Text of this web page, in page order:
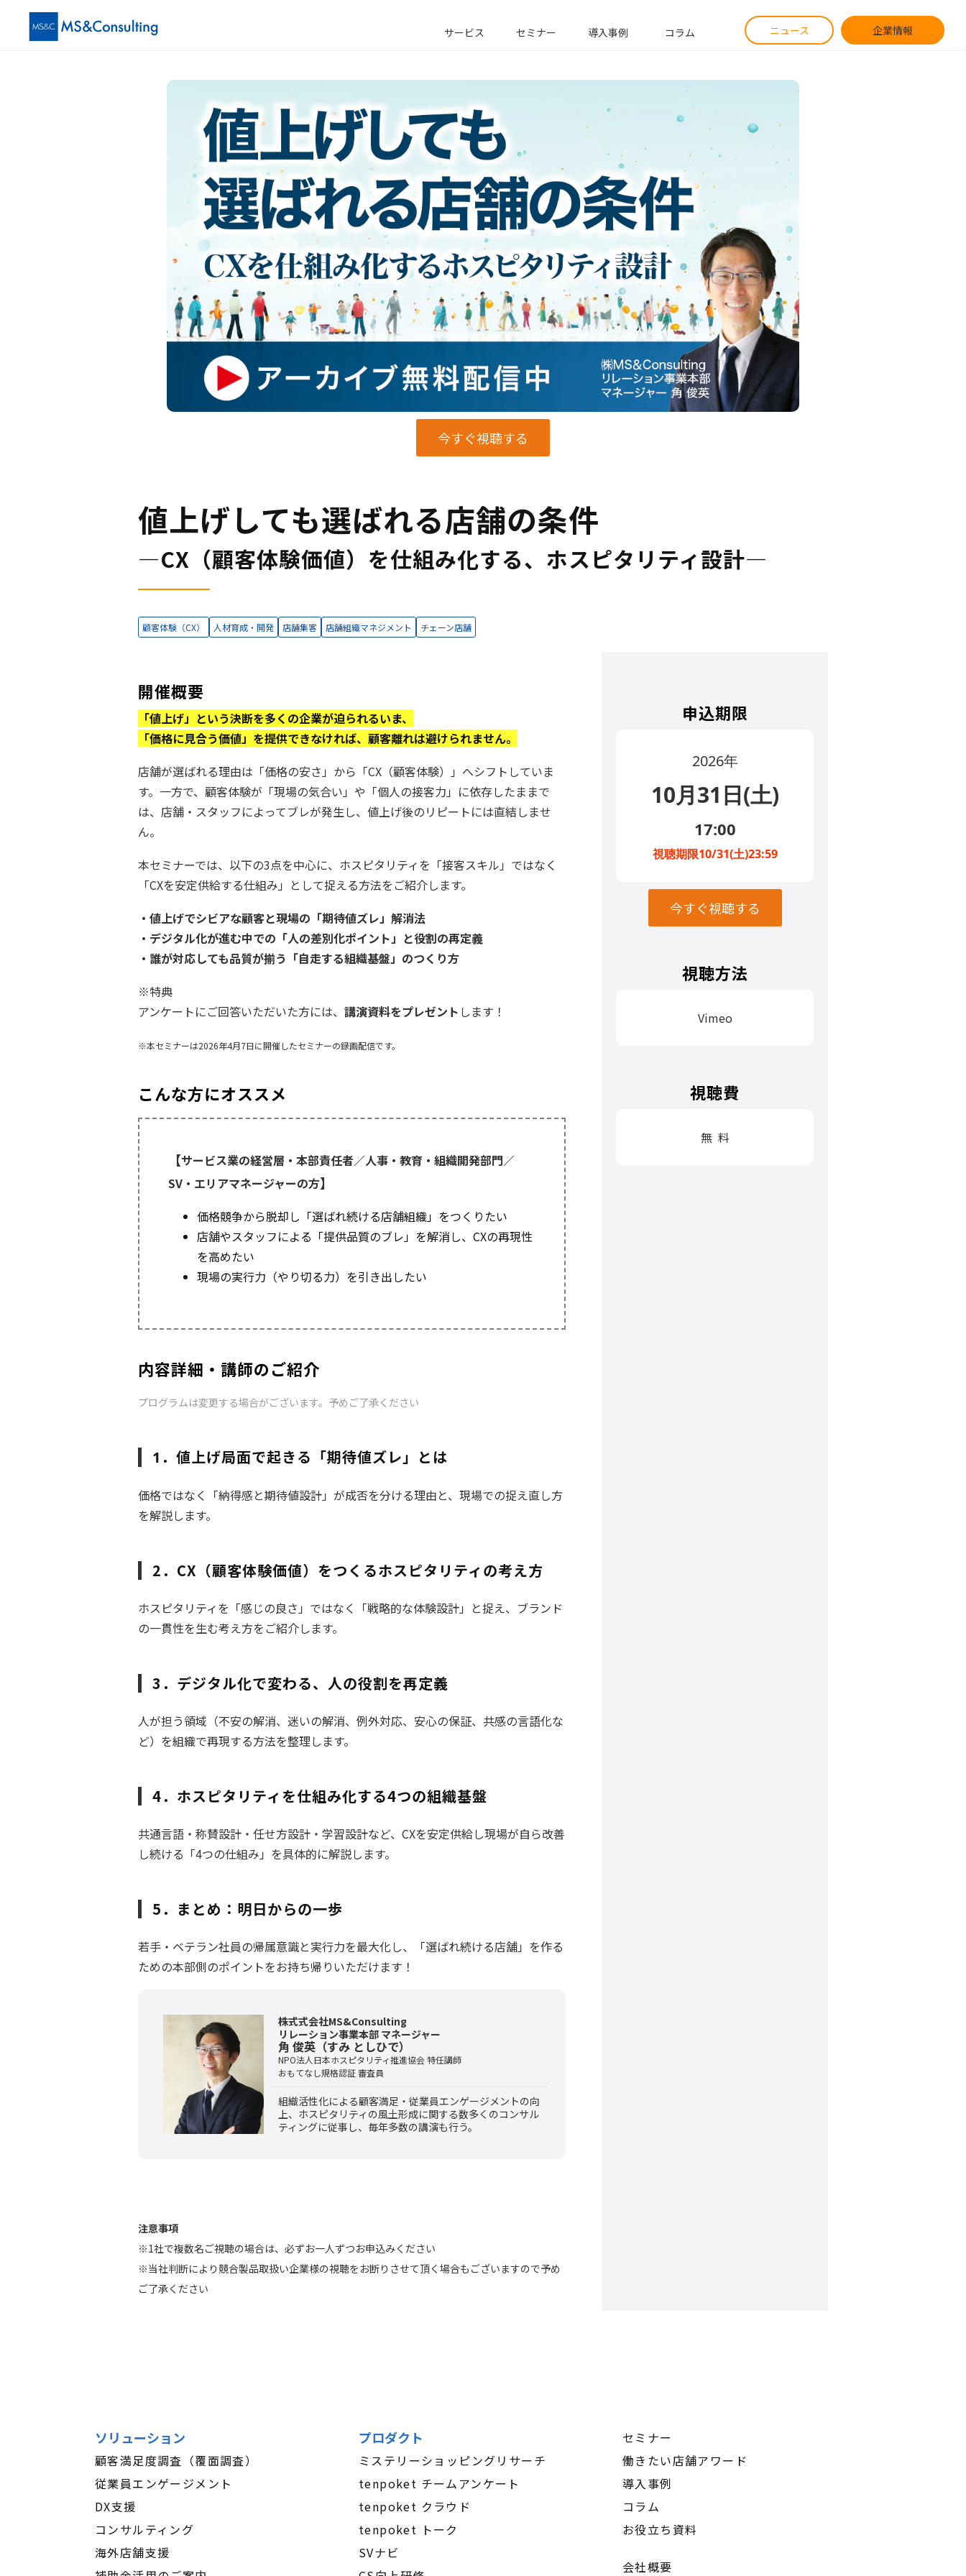
サービス セミナー 導入事例 コラム ニュース 企業情報
今すぐ視聴する
値上げしても選ばれる店舗の条件
―CX（顧客体験価値）を仕組み化する、ホスピタリティ設計―
顧客体験（CX） 人材育成・開発 店舗集客 店舗組織マネジメント チェーン店舗
開催概要
「値上げ」という決断を多くの企業が迫られるいま、
「価格に見合う価値」を提供できなければ、顧客離れは避けられません。
店舗が選ばれる理由は「価格の安さ」から「CX（顧客体験）」へシフトしていま
す。一方で、顧客体験が「現場の気合い」や「個人の接客力」に依存したままで
は、店舗・スタッフによってブレが発生し、値上げ後のリピートには直結しませ
ん。
本セミナーでは、以下の3点を中心に、ホスピタリティを「接客スキル」ではなく
「CXを安定供給する仕組み」として捉える方法をご紹介します。
・値上げでシビアな顧客と現場の「期待値ズレ」解消法
・デジタル化が進む中での「人の差別化ポイント」と役割の再定義
・誰が対応しても品質が揃う「自走する組織基盤」のつくり方
※特典
アンケートにご回答いただいた方には、 講演資料をプレゼント します！
※本セミナーは2026年4月7日に開催したセミナーの録画配信です。
こんな方にオススメ
【サービス業の経営層・本部責任者／人事・教育・組織開発部門／
SV・エリアマネージャーの方】
価格競争から脱却し「選ばれ続ける店舗組織」をつくりたい
店舗やスタッフによる「提供品質のブレ」を解消し、CXの再現性
を高めたい
現場の実行力（やり切る力）を引き出したい
内容詳細・講師のご紹介
プログラムは変更する場合がございます。予めご了承ください
1 ． 値上げ局面で起きる「期待値ズレ」とは
価格ではなく「納得感と期待値設計」が成否を分ける理由と、現場での捉え直し方
を解説します。
2．CX（顧客体験価値）をつくるホスピタリティの考え方
ホスピタリティを「感じの良さ」ではなく「戦略的な体験設計」と捉え、ブランド
の一貫性を生む考え方をご紹介します。
3．デジタル化で変わる、人の役割を再定義
人が担う領域（不安の解消、迷いの解消、例外対応、安心の保証、共感の言語化な
ど）を組織で再現する方法を整理します。
4．ホスピタリティを仕組み化する4つの組織基盤
共通言語・称賛設計・任せ方設計・学習設計など、CXを安定供給し現場が自ら改善
し続ける「4つの仕組み」を具体的に解説します。
5．まとめ：明日からの一歩
若手・ベテラン社員の帰属意識と実行力を最大化し、「選ばれ続ける店舗」を作る
ための本部側のポイントをお持ち帰りいただけます！
株式式会社MS&Consulting
リレーション事業本部 マネージャー
角 俊英（すみ としひで）
NPO法人日本ホスピタリティ推進協会 特任講師
おもてなし規格認証 審査員
組織活性化による顧客満足・従業員エンゲージメントの向
上、ホスピタリティの風土形成に関する数多くのコンサル
ティングに従事し、毎年多数の講演も行う。
注意事項
※1社で複数名ご視聴の場合は、必ずお一人ずつお申込みください
※当社判断により競合製品取扱い企業様の視聴をお断りさせて頂く場合もございますので予め
ご了承ください
申込期限
2026年
10月31日(土)
17:00
視聴期限10/31(土)23:59
今すぐ視聴する
視聴方法
Vimeo
視聴費
無 料
ソリューション
顧客満足度調査（覆面調査）
従業員エンゲージメント
DX支援
コンサルティング
海外店舗支援
プロダクト
ミステリーショッピングリサーチ
tenpoket チームアンケート
tenpoket クラウド
tenpoket トーク
SVナビ
セミナー
働きたい店舗アワード
導入事例
コラム
お役立ち資料
会社概要